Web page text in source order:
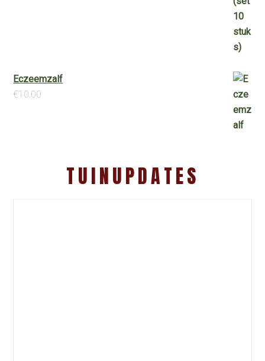
Eczeemzalf
€10.00
TUINUPDATES